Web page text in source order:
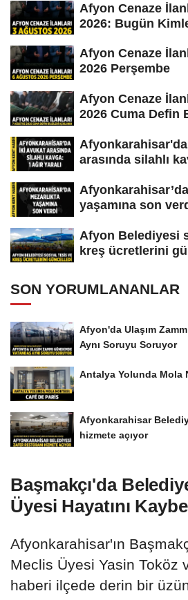
Afyon Cenaze
2026: Bugün
Afyon Cenaze
2026 Perşembe
Afyon Cenaze
2026 Cuma Defin
arasında silahlı
yaşamına son
Afyon Belediyesi
kreş ücretlerini
SON YORUMLANANLAR
Afyon'da Ulaşım
Aynı Soruyu Soruyor
Antalya Yolunda Mola
Afyonkarahisar
hizmete açıyor
Başmakçı'da
Üyesi Hayatını
Afyonkarahisar'ın
Meclis Üyesi Yasin Toköz
haberi ilçede derin bir